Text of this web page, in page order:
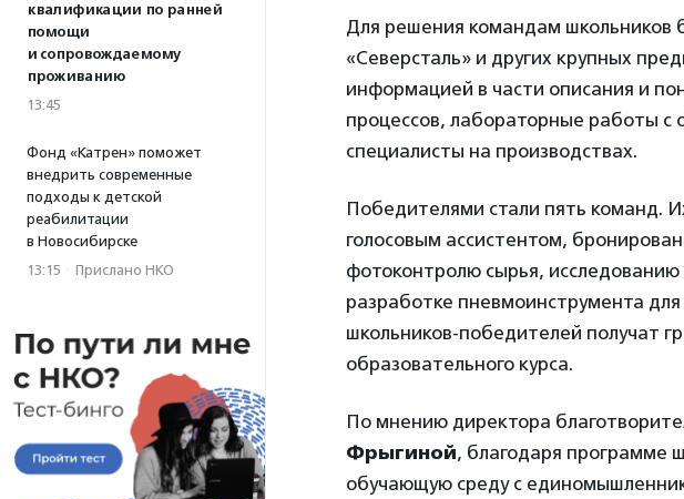
квалификации по ранней
помощи
и сопровождаемому
проживанию
13:45
Фонд «Катрен» поможет
внедрить современные
подходы к детской
реабилитации
в Новосибирске
13:15 · Прислано НКО
Для решения командам школьников
«Северсталь» и других крупных
информацией в части описания и
процессов, лабораторные работы
специалисты на производствах.
Победителями стали пять команд.
голосовым ассистентом,
фотоконтролю сырья, исследованию
разработке пневмоинструмента
школьников-победителей получат
образовательного курса.
По мнению директора
Фрыгиной, благодаря программе
обучающую среду с